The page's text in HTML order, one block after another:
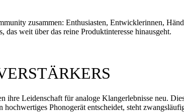
zusammen: Enthusiasten, Entwicklerinnen,
das weit über das reine Produktinteresse hinausgeht.
ihre Leidenschaft für analoge Klangerlebnisse neu.
Phonogerät entscheidet, steht